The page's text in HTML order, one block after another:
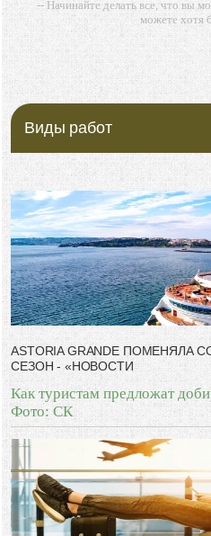
-- Начинайте делать все, что вы
можете хотя
-- Все дело в мыслях. Мысль —
управлять. И поэтому главное
-- Идите уверенно по
глупость. Из всех страхов
-- Лучшее, что можно сделать с
мимо ушей. Он никогда не бывает
дал.
-- Люблю давать советы и
Виды работ
ASTORIA GRANDE ПОМЕНЯЛА
СЕЗОН - «НОВОСТИ
Как туристам предложат
Фото: СК